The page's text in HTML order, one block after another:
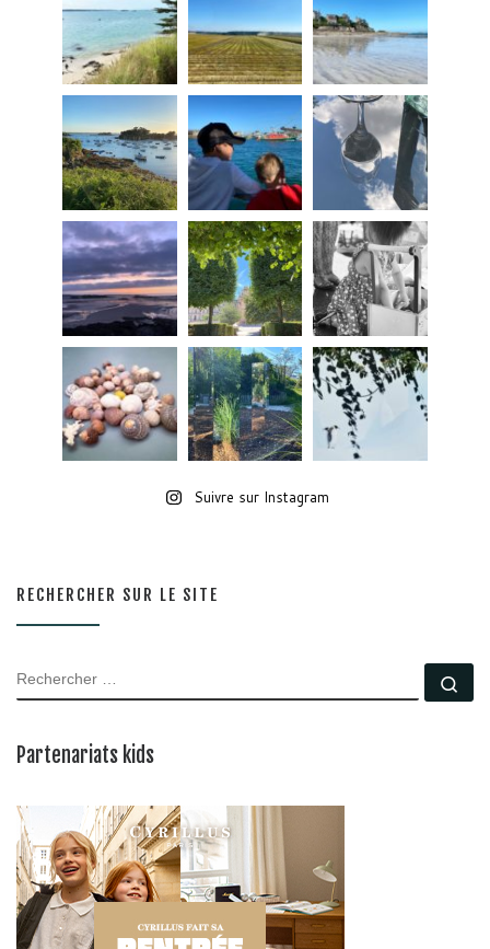
Suivre sur Instagram
RECHERCHER SUR LE SITE
RECHERCHER
Partenariats kids